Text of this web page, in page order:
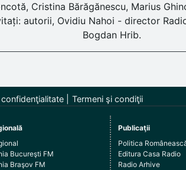
Cristina Bărăgănescu, Marius
autorii, Ovidiu Nahoi - director
Bogdan Hrib.
Termeni şi condiţii
Bucureşti FM
Braşov FM
Publicaţii
Politica
Editura Casa Radio
Radio Arhive